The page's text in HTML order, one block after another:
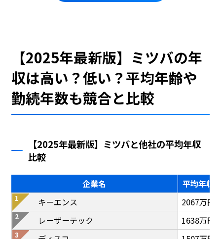
【2025年最新版】ミツバの年
収は高い？低い？平均年齢や
勤続年数も競合と比較
【2025年最新版】ミツバと他社の平均年収
比較
企業名
平均年収
キーエンス
2067万円
レーザーテック
1638万円